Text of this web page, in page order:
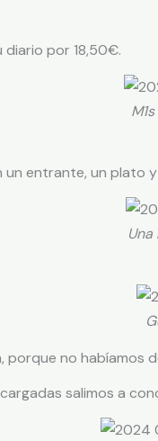
diario por 18,50€.
un entrante, un plato
porque no habíamos
salimos a